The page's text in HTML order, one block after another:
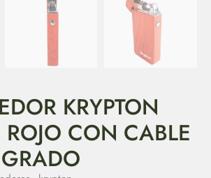
KRYPTON
CON CABLE